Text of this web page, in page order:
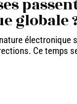
globale
électronique
Ce temps